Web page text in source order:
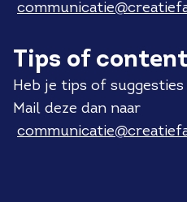
Tips of
Heb je tips of
Mail deze dan naar